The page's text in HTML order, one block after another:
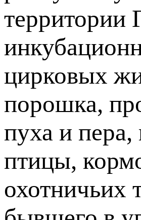
территории
цирковых
порошка,
пуха и
птицы,
охотничьих